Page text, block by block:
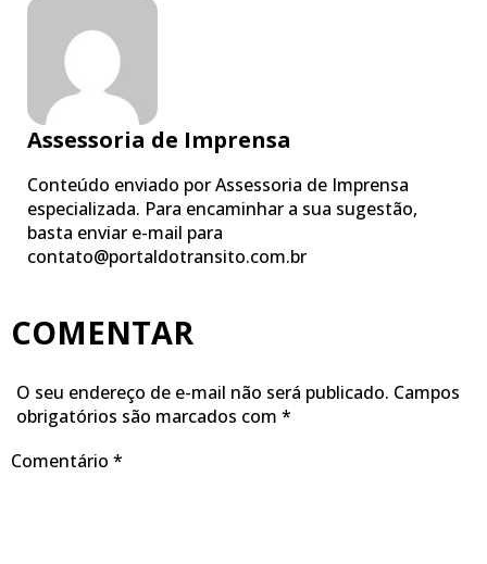
Assessoria de Imprensa
Conteúdo enviado por Assessoria de Imprensa
especializada. Para encaminhar a sua sugestão,
basta enviar e-mail para
contato@portaldotransito.com.br
COMENTAR
O seu endereço de e-mail não será publicado. Campos
obrigatórios são marcados com *
Comentário *